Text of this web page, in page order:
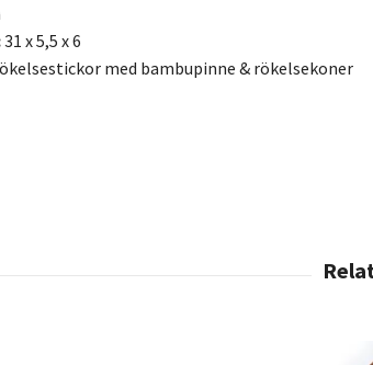
31 x 5,5 x 6
med bambupinne & rökelsekoner